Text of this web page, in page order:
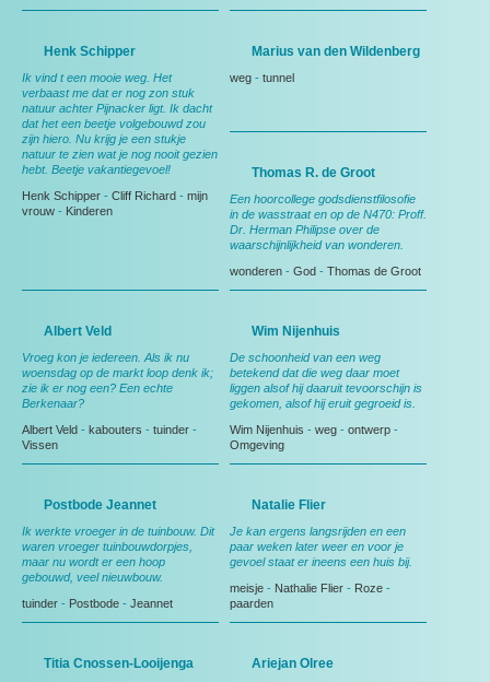
Henk Schipper
Ik vind t een mooie weg. Het
verbaast me dat er nog zon stuk
natuur achter Pijnacker ligt. Ik dacht
dat het een beetje volgebouwd zou
zijn hiero. Nu krijg je een stukje
natuur te zien wat je nog nooit gezien
hebt. Beetje vakantiegevoel!
Henk Schipper - Cliff Richard - mijn
vrouw - Kinderen
Marius van den Wildenberg
weg - tunnel
Thomas R. de Groot
Een hoorcollege godsdienstfilosofie
in de wasstraat en op de N470: Proff.
Dr. Herman Philipse over de
waarschijnlijkheid van wonderen.
wonderen - God - Thomas de Groot
Albert Veld
Vroeg kon je iedereen. Als ik nu
woensdag op de markt loop denk ik;
zie ik er nog een? Een echte
Berkenaar?
Albert Veld - kabouters - tuinder -
Vissen
Wim Nijenhuis
De schoonheid van een weg
betekend dat die weg daar moet
liggen alsof hij daaruit tevoorschijn is
gekomen, alsof hij eruit gegroeid is.
Wim Nijenhuis - weg - ontwerp -
Omgeving
Postbode Jeannet
Ik werkte vroeger in de tuinbouw. Dit
waren vroeger tuinbouwdorpjes,
maar nu wordt er een hoop
gebouwd, veel nieuwbouw.
tuinder - Postbode - Jeannet
Natalie Flier
Je kan ergens langsrijden en een
paar weken later weer en voor je
gevoel staat er ineens een huis bij.
meisje - Nathalie Flier - Roze -
paarden
Titia Cnossen-Looijenga Ariejan Olree